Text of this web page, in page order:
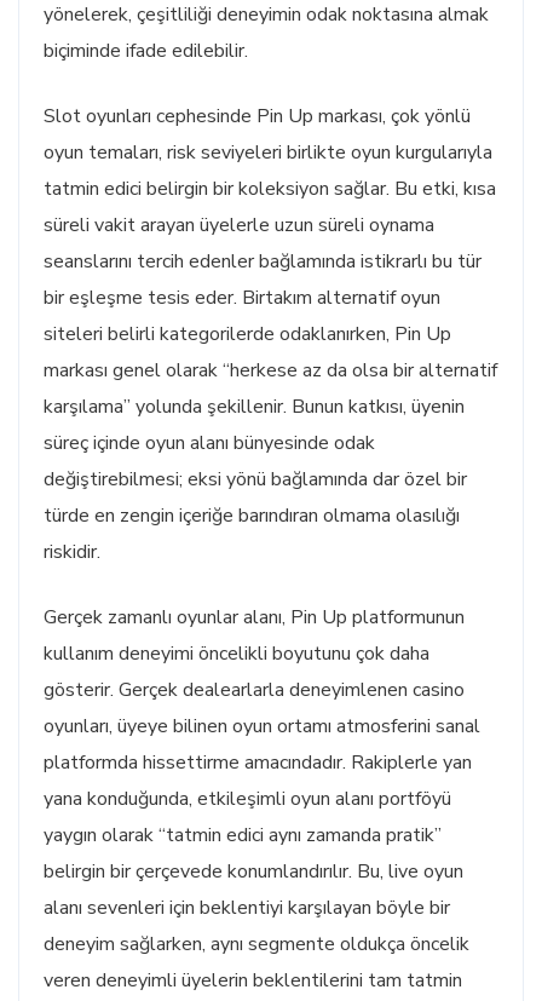
yönelerek, çeşitliliği deneyimin odak noktasına almak
biçiminde ifade edilebilir.
Slot oyunları cephesinde Pin Up markası, çok yönlü
oyun temaları, risk seviyeleri birlikte oyun kurgularıyla
tatmin edici belirgin bir koleksiyon sağlar. Bu etki, kısa
süreli vakit arayan üyelerle uzun süreli oynama
seanslarını tercih edenler bağlamında istikrarlı bu tür
bir eşleşme tesis eder. Birtakım alternatif oyun
siteleri belirli kategorilerde odaklanırken, Pin Up
markası genel olarak “herkese az da olsa bir alternatif
karşılama” yolunda şekillenir. Bunun katkısı, üyenin
süreç içinde oyun alanı bünyesinde odak
değiştirebilmesi; eksi yönü bağlamında dar özel bir
türde en zengin içeriğe barındıran olmama olasılığı
riskidir.
Gerçek zamanlı oyunlar alanı, Pin Up platformunun
kullanım deneyimi öncelikli boyutunu çok daha
gösterir. Gerçek dealearlarla deneyimlenen casino
oyunları, üyeye bilinen oyun ortamı atmosferini sanal
platformda hissettirme amacındadır. Rakiplerle yan
yana konduğunda, etkileşimli oyun alanı portföyü
yaygın olarak “tatmin edici aynı zamanda pratik”
belirgin bir çerçevede konumlandırılır. Bu, live oyun
alanı sevenleri için beklentiyi karşılayan böyle bir
deneyim sağlarken, aynı segmente oldukça öncelik
veren deneyimli üyelerin beklentilerini tam tatmin